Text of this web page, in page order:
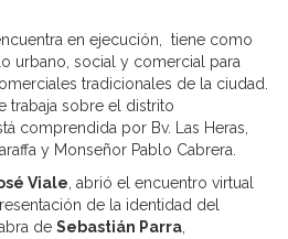
en ejecución, tiene como
urbano, social y comercial para
tradicionales de la ciudad.
trabaja sobre el distrito
comprendida por Bv. Las Heras,
y Monseñor Pablo Cabrera.
Viale , abrió el encuentro virtual
de la identidad del
de Sebastián Parra